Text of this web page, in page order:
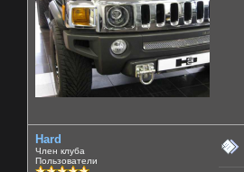
Hard
Член клуба
Пользователи